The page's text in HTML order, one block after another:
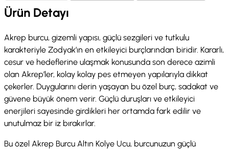
Ürün Detayı
Akrep burcu, gizemli yapısı, güçlü sezgileri ve tutkulu
karakteriyle Zodyak’ın en etkileyici burçlarından biridir. Kararlı,
cesur ve hedeflerine ulaşmak konusunda son derece azimli
olan Akrep’ler, kolay kolay pes etmeyen yapılarıyla dikkat
çekerler. Duygularını derin yaşayan bu özel burç, sadakat ve
güvene büyük önem verir. Güçlü duruşları ve etkileyici
enerjileri sayesinde girdikleri her ortamda fark edilir ve
unutulmaz bir iz bırakırlar.
Bu özel Akrep Burcu Altın Kolye Ucu, burcunuzun güçlü